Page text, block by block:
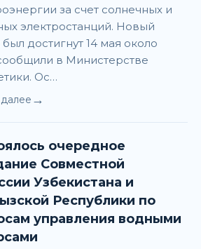
за счет солнечных и
электростанций. Новый
достигнут 14 мая около
в Министерстве
Ос…
→
очередное
Совместной
Узбекистана и
Республики по
управления водными